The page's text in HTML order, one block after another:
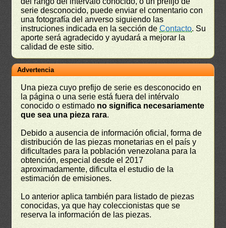
serie desconocido, puede enviar el comentario con
una fotografía del anverso siguiendo las
instruciones indicada en la sección deContacto. Su
aporte será agradecido y ayudará a mejorar la
calidad de este sitio.
Advertencia
Una pieza cuyo prefijo de serie es desconocido en
la página o una serie está fuera del intérvalo
conocido o estimado no significa necesariamente
que sea una pieza rara.
Debido a ausencia de información oficial, forma de
distribución de las piezas monetarias en el país y
dificultades para la población venezolana para la
obtención, especial desde el 2017
aproximadamente, dificulta el estudio de la
estimación de emisiones.
Lo anterior aplica también para listado de piezas
conocidas, ya que hay coleccionistas que se
reserva la información de las piezas.